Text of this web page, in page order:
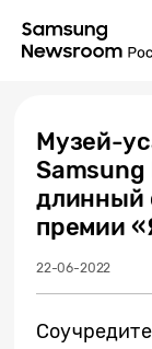
Музей-
длинный
премии
22-06-2022